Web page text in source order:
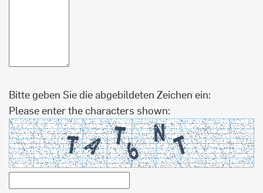
Bitte geben Sie die abgebildeten Zeichen ein:
Please enter the characters shown: